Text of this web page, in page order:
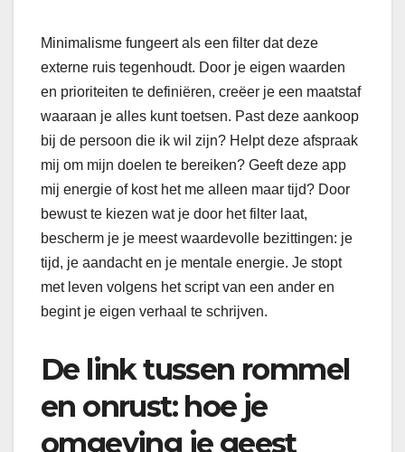
Minimalisme fungeert als een filter dat deze
externe ruis tegenhoudt. Door je eigen waarden
en prioriteiten te definiëren, creëer je een maatstaf
waaraan je alles kunt toetsen. Past deze aankoop
bij de persoon die ik wil zijn? Helpt deze afspraak
mij om mijn doelen te bereiken? Geeft deze app
mij energie of kost het me alleen maar tijd? Door
bewust te kiezen wat je door het filter laat,
bescherm je je meest waardevolle bezittingen: je
tijd, je aandacht en je mentale energie. Je stopt
met leven volgens het script van een ander en
begint je eigen verhaal te schrijven.
De link tussen rommel
en onrust: hoe je
omgeving je geest